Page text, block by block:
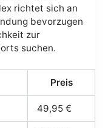
richtet sich an
bevorzugen
zur
suchen.
Preis
49,95 €